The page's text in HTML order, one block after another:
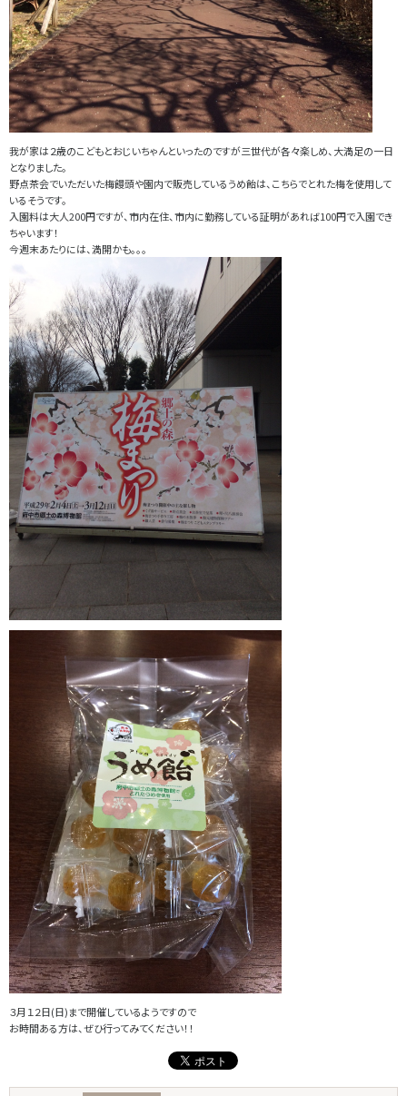
我が家は２歳のこどもとおじいちゃんといったのですが三世代が各々楽しめ、大満足の一日
となりました。
野点茶会でいただいた梅饅頭や園内で販売しているうめ飴は、こちらでとれた梅を使用して
いるそうです。
入園料は大人200円ですが、市内在住、市内に勤務している証明があれば100円で入園でき
ちゃいます！
今週末あたりには、満開かも。。。
３月１２日(日)まで開催しているようですので
お時間ある方は、ぜひ行ってみてください！！